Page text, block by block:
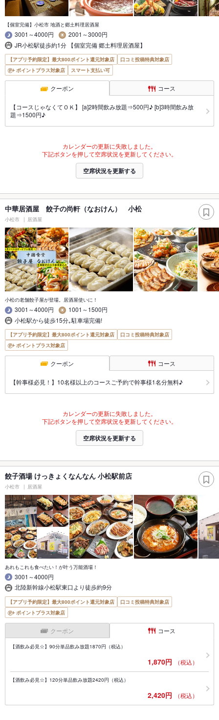
【個室完備】小松市 地酒と郷土料理居酒屋
3001～4000円
2001～3000円
JR小松駅徒歩約1分 【個室完備 郷土料理居酒屋】
【アプリ予約限定】最大800ポイント還元対象店
口コミ投稿特典対象店
ポイントプラス対象店
スマート支払い可
クーポン コース
【コースじゃなくてＯＫ】 [a]2時間飲み放題⇒500円♪ [b]3時間飲み放
題⇒1500円♪
カレンダーの更新に失敗しました。
下記ボタンを押して空席状況を更新してください。
空席状況を更新する
中華居酒屋 餃子の尚軒（なおけん） 小松
小松市 居酒屋
小松の老舗餃子屋が登場。居酒屋使いに！
3001～4000円
1001～1500円
小松駅から徒歩15分｡駐車場完備!
【アプリ予約限定】最大800ポイント還元対象店
口コミ投稿特典対象店
ポイントプラス対象店
クーポン コース
【幹事様必見！】10名様以上のコースご予約で幹事様1名分無料♪
カレンダーの更新に失敗しました。
下記ボタンを押して空席状況を更新してください。
空席状況を更新する
餃子酒場 けっきょくなんなん 小松駅前店
小松市 居酒屋
あれもこれも食べたい！が叶う万能酒場！
3001～4000円
北陸新幹線小松駅東口より徒歩約9分
【アプリ予約限定】最大800ポイント還元対象店
口コミ投稿特典対象店
ポイントプラス対象店
クーポン コース
【酒飲み必見☆】90分単品飲み放題1870円（税込）
1,870円 （税込）
【酒飲み必見☆】120分単品飲み放題2420円（税込）
2,420円 （税込）